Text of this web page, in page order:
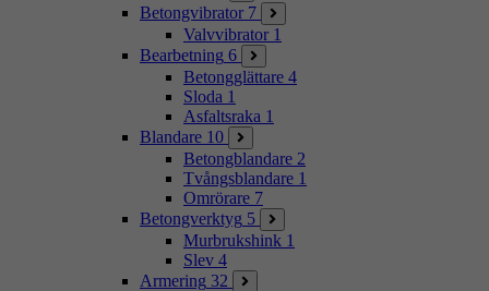
Betongvibrator 7
Valvvibrator 1
Bearbetning 6
Betongglättare 4
Sloda 1
Asfaltsraka 1
Blandare 10
Betongblandare 2
Tvångsblandare 1
Omrörare 7
Betongverktyg 5
Murbrukshink 1
Slev 4
Armering 32